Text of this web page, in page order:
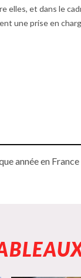
et dans le
une prise en
année en France